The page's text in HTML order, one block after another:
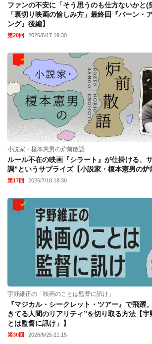
ファンの不安に「そう思うのも仕方ないかと(
「裏切り映画の愉しみ方」最終回『バーン・
ング』後編】
第20回 2026/6/17 19:30
小説家・榎本憲男の炉前散語
ルール不在の映画『シラート』が仕掛ける、
調”というサプライズ【小説家・榎本憲男の炉
第17回 2026/7/18 18:30
宇野維正の「映画のことは監督に訊け」
『マジカル・シークレット・ツアー』で飛躍
きてる人間のリアリティ”を切り取る方法【宇
とは監督に訊け」】
第30回 2026/6/25 21:15